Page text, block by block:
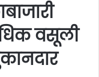
वसूली